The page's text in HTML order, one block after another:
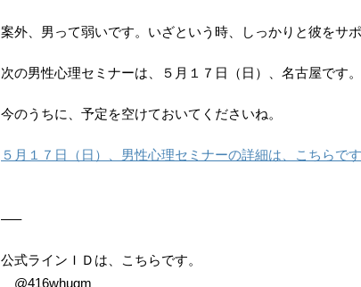
案外、男って弱いです。いざという時、しっかりと彼をサ
次の男性心理セミナーは、５月１７日（日）、名古屋です。
今のうちに、予定を空けておいてくださいね。
５月１７日（日）、男性心理セミナーの詳細は、こちらで
—–
公式ラインＩＤは、こちらです。
@416whugm